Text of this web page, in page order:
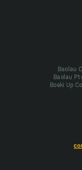
Baolau
Baolau
Boeki Up